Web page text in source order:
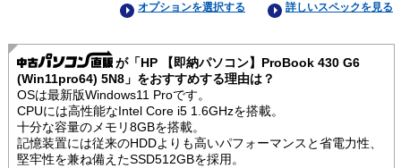
詳しいスペックを見る
オプションを選択する
が「HP 【即納パソコン】ProBook 430 G6
(Win11pro64) 5N8」をおすすめする理由は？
OSは最新版Windows11 Proです。
CPUには高性能なIntel Core i5 1.6GHzを搭載。
十分な容量のメモリ8GBを搭載。
記憶装置には従来のHDDよりも高いパフォーマンスと省電力性、
堅牢性を兼ね備えたSSD512GBを採用。